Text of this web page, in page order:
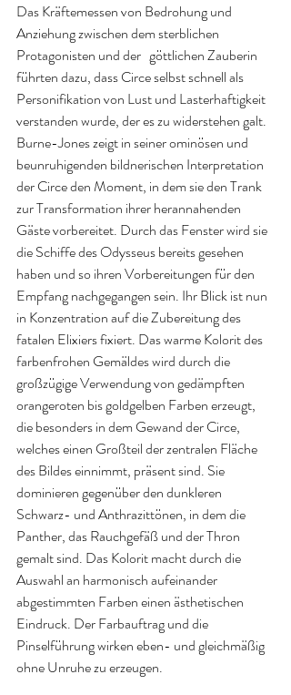
Das Kräftemessen von Bedrohung und
Anziehung zwischen dem sterblichen
Protagonisten und der   göttlichen Zauberin
führten dazu, dass Circe selbst schnell als
Personifikation von Lust und Lasterhaftigkeit
verstanden wurde, der es zu widerstehen galt.
Burne-Jones zeigt in seiner ominösen und
beunruhigenden bildnerischen Interpretation
der Circe den Moment, in dem sie den Trank
zur Transformation ihrer herannahenden
Gäste vorbereitet. Durch das Fenster wird sie
die Schiffe des Odysseus bereits gesehen
haben und so ihren Vorbereitungen für den
Empfang nachgegangen sein. Ihr Blick ist nun
in Konzentration auf die Zubereitung des
fatalen Elixiers fixiert. Das warme Kolorit des
farbenfrohen Gemäldes wird durch die
großzügige Verwendung von gedämpften
orangeroten bis goldgelben Farben erzeugt,
die besonders in dem Gewand der Circe,
welches einen Großteil der zentralen Fläche
des Bildes einnimmt, präsent sind. Sie
dominieren gegenüber den dunkleren
Schwarz- und Anthrazittönen, in dem die
Panther, das Rauchgefäß und der Thron
gemalt sind. Das Kolorit macht durch die
Auswahl an harmonisch aufeinander
abgestimmten Farben einen ästhetischen
Eindruck. Der Farbauftrag und die
Pinselführung wirken eben- und gleichmäßig
ohne Unruhe zu erzeugen.